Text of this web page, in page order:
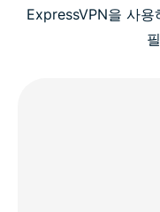
호환 기기 및 플랫폼
ExpressVPN에 대한
ExpressVPN을 사